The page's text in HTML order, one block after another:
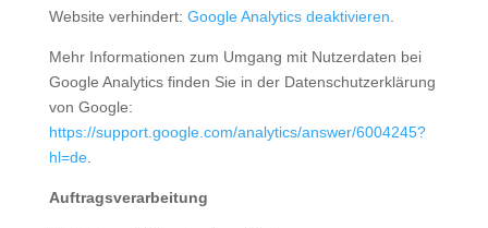
Website verhindert: Google Analytics deaktivieren
Mehr Informationen zum Umgang mit Nutzerdaten bei
Google Analytics finden Sie in der Datenschutzerklärung
von Google:
https://support.google.com/analytics/answer/6004245?
hl=de.
Auftragsverarbeitung